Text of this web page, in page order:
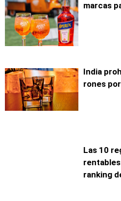
marcas
India
rones
Las 10
ranking